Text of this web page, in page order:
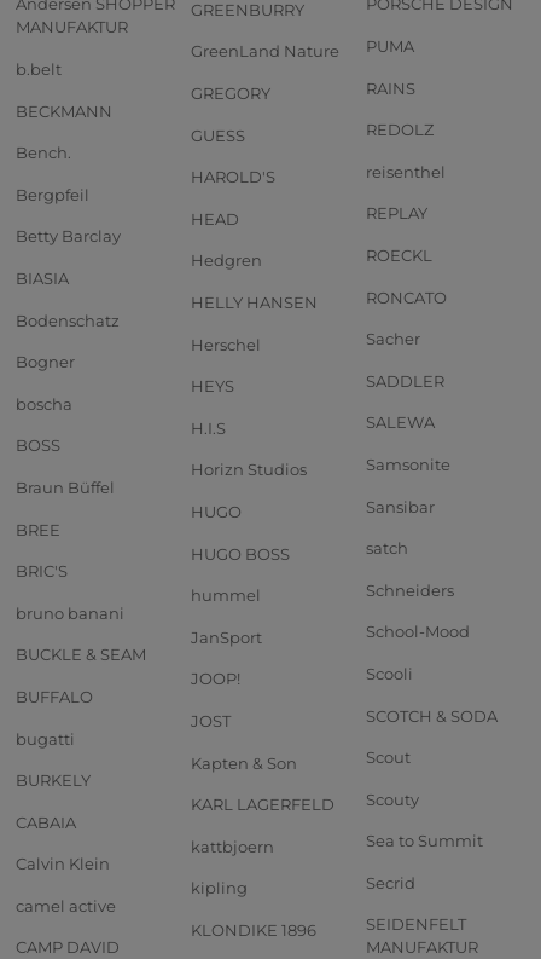
Andersen SHOPPER
MANUFAKTUR
b.belt
BECKMANN
Bench.
Bergpfeil
Betty Barclay
BIASIA
Bodenschatz
Bogner
boscha
BOSS
Braun Büffel
BREE
BRIC'S
bruno banani
BUCKLE & SEAM
BUFFALO
bugatti
BURKELY
CABAIA
Calvin Klein
camel active
CAMP DAVID
GREENBURRY
GreenLand Nature
GREGORY
GUESS
HAROLD'S
HEAD
Hedgren
HELLY HANSEN
Herschel
HEYS
H.I.S
Horizn Studios
HUGO
HUGO BOSS
hummel
JanSport
JOOP!
JOST
Kapten & Son
KARL LAGERFELD
kattbjoern
kipling
KLONDIKE 1896
PORSCHE DESIGN
PUMA
RAINS
REDOLZ
reisenthel
REPLAY
ROECKL
RONCATO
Sacher
SADDLER
SALEWA
Samsonite
Sansibar
satch
Schneiders
School-Mood
Scooli
SCOTCH & SODA
Scout
Scouty
Sea to Summit
Secrid
SEIDENFELT
MANUFAKTUR